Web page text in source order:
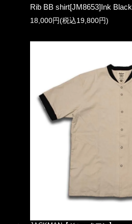
Rib BB shirt[JM8653]Ink Black
18,000円(税込19,800円)